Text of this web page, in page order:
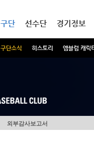
구단
구단소식 히스토리 엠블럼 캐릭
선수단 경기정보
외부감사보고서